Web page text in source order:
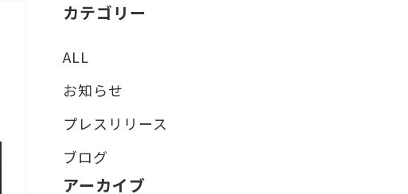
カテゴリー
ALL
お知らせ
プレスリリース
ブログ
アーカイブ